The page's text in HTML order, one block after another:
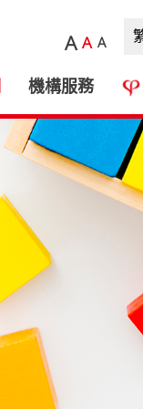
A A A
機構服務